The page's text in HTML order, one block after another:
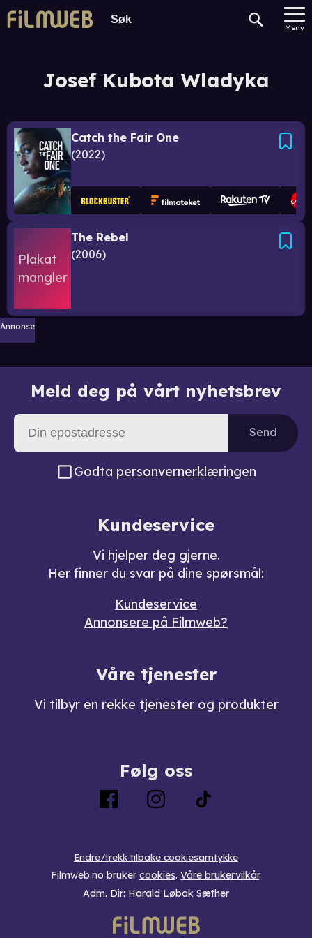
Meny
Josef Kubota Wladyka
Catch the Fair One
2022
The Rebel
2006
Annonse
Meld deg på vårt nyhetsbrev
Send
Godta personvernerklæringen
Kundeservice
Vi hjelper deg gjerne.
Her finner du svar på dine spørsmål:
Kundeservice
Annonsere på Filmweb?
Våre tjenester
Vi tilbyr en rekke tjenester og produkter
Følg oss
Endre/trekk tilbake cookiesamtykke
Filmweb.no bruker cookies. Våre brukervilkår.
Adm. Dir: Harald Løbak Sæther